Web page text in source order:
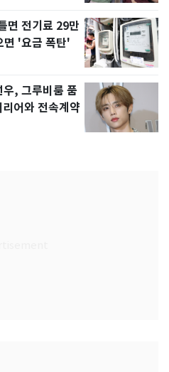
면 전기료 29만
'요금 폭탄'
, 그루비룸 품
어와 전속계약